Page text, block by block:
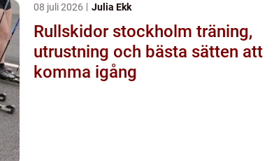
08 juli 2026 Julia Ekk
Rullskidor stockholm träning,
utrustning och bästa sätten att
komma igång